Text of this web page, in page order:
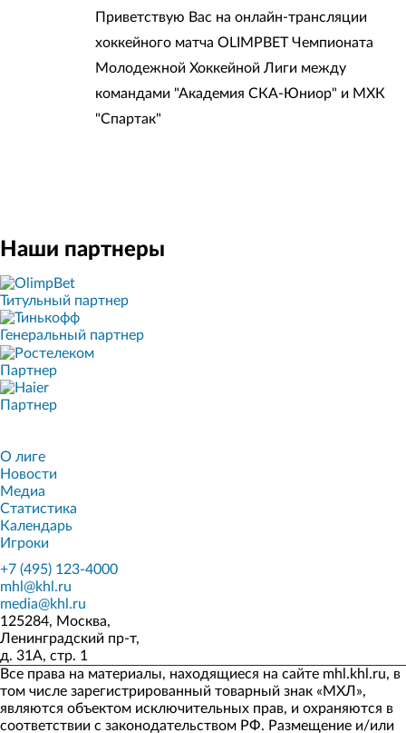
Приветствую Вас на онлайн-трансляции
хоккейного матча OLIMPBET Чемпионата
Молодежной Хоккейной Лиги между
командами "Академия СКА-Юниор" и МХК
"Спартак"
Наши партнеры
Титульный партнер
Генеральный партнер
Партнер
Партнер
О лиге
Новости
Медиа
Статистика
Календарь
Игроки
+7 (495) 123-4000
mhl@khl.ru
media@khl.ru
125284, Москва,
Ленинградский пр-т,
д. 31А, стр. 1
Все права на материалы, находящиеся на сайте mhl.khl.ru, в
том числе зарегистрированный товарный знак «МХЛ»,
являются объектом исключительных прав, и охраняются в
соответствии с законодательством РФ. Размещение и/или